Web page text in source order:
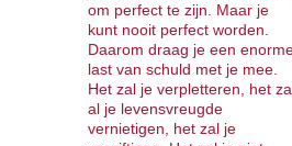
om perfect te zijn. Maar je
kunt nooit perfect worden.
Daarom draag je een
last van schuld met je mee.
Het zal je verpletteren, het
al je levensvreugde
vernietigen, het zal je